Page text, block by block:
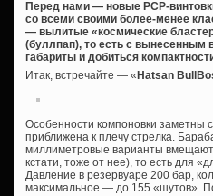
Перед нами — новые PCP-
со всеми своими более-менее
— вылитые «космические
(буллпап), то есть с вынесенным
габариты и добиться
Итак, встречайте — « Hatsan
Особенности компоновки заметны
приближена к плечу стрелка.
миллиметровые варианты вмещают
кстати, тоже от нее), то есть для
Давление в резервуаре 200 бар,
максимальное — до 155 «шутов».